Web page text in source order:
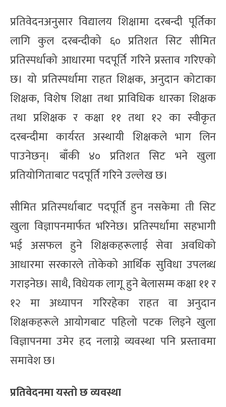
प्रतिवेदनअनुसार विद्यालय शिक्षामा दरबन्दी पूर्तिका
लागि कुल दरबन्दीको ६० प्रतिशत सिट सीमित
प्रतिस्पर्धाको आधारमा पदपूर्ति गरिने प्रस्ताव गरिएको
छ। यो प्रतिस्पर्धामा राहत शिक्षक, अनुदान कोटाका
शिक्षक, विशेष शिक्षा तथा प्राविधिक धारका शिक्षक
तथा प्रशिक्षक र कक्षा ११ तथा १२ का स्वीकृत
दरबन्दीमा कार्यरत अस्थायी शिक्षकले भाग लिन
पाउनेछन्। बाँकी ४० प्रतिशत सिट भने खुला
प्रतियोगिताबाट पदपूर्ति गरिने उल्लेख छ।
सीमित प्रतिस्पर्धाबाट पदपूर्ति हुन नसकेमा ती सिट
खुला विज्ञापनमार्फत भरिनेछ। प्रतिस्पर्धामा सहभागी
भई असफल हुने शिक्षकहरूलाई सेवा अवधिको
आधारमा सरकारले तोकेको आर्थिक सुविधा उपलब्ध
गराइनेछ। साथै, विधेयक लागू हुने बेलासम्म कक्षा ११ र
१२ मा अध्यापन गरिरहेका राहत वा अनुदान
शिक्षकहरूले आयोगबाट पहिलो पटक लिइने खुला
विज्ञापनमा उमेर हद नलाग्ने व्यवस्था पनि प्रस्तावमा
समावेश छ।
प्रतिवेदनमा यस्तो छ व्यवस्था